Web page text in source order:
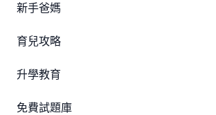
新手爸媽
育兒攻略
升學教育
免費試題庫